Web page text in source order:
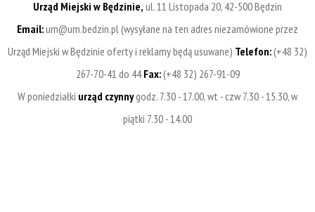
Urząd Miejski w Będzinie, ul. 11 Listopada 20, 42-500 Będzin
Email:um@um.bedzin.pl (wysyłane na ten adres niezamówione przez
Urząd Miejski w Będzinie oferty i reklamy będą usuwane) Telefon:(+48 32)
267-70-41 do 44Fax:(+48 32) 267-91-09
W poniedziałki urząd czynnygodz. 7.30 - 17.00, wt - czw 7.30 - 15.30, w
piątki 7.30 - 14.00